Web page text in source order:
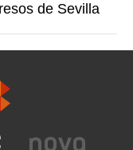
de Sevilla